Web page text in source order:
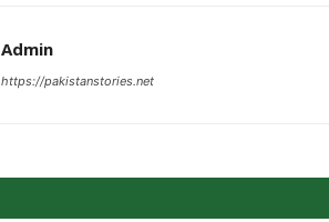
Admin
https://pakistanstories.net